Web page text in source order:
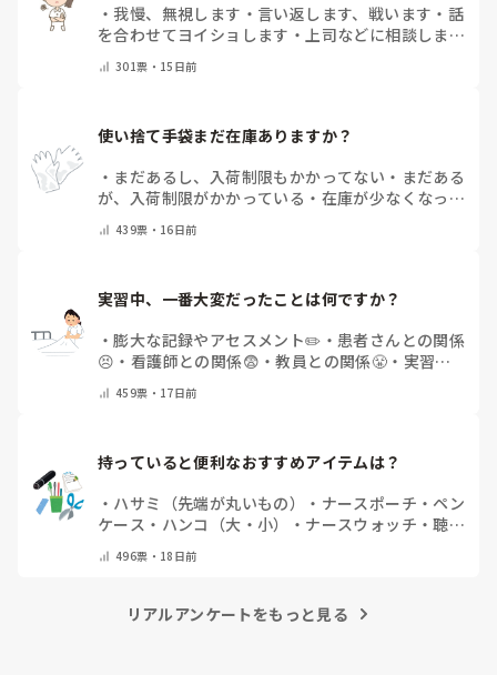
・ 我慢、無視します ・ 言い返します、戦います ・ 話
を合わせてヨイショします ・ 上司などに相談しま
さい）
301票・ 15日前
使い捨て手袋まだ在庫ありますか？
・ まだあるし、入荷制限もかかってない ・ まだある
が、入荷制限がかかっている ・ 在庫が少なくなって
い ・その他（コメントで教えてください）
439票・ 16日前
実習中、一番大変だったことは何ですか？
・膨大な記録やアセスメント✏️ ・ 患者さんとの関係
😣 ・ 看護師との関係😨 ・教員との関係😤 ・ 実習仲
かんだ楽しかったです😊
459票・ 17日前
持っていると便利なおすすめアイテムは？
・ ハサミ（先端が丸いもの） ・ ナースポーチ・ペン
ケース ・ ハンコ（大・小） ・ ナースウォッチ ・聴診
です！・その他（コメントで教えてください）
496票・ 18日前
リアルアンケートをもっと見る